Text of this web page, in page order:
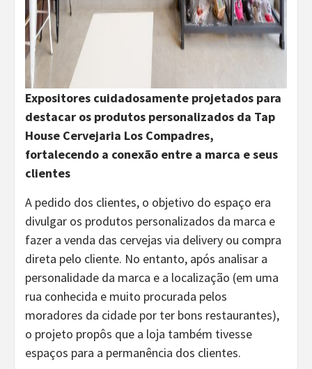
Expositores cuidadosamente projetados para
destacar os produtos personalizados da Tap
House Cervejaria Los Compadres,
fortalecendo a conexão entre a marca e seus
clientes
A pedido dos clientes, o objetivo do espaço era
divulgar os produtos personalizados da marca e
fazer a venda das cervejas via delivery ou compra
direta pelo cliente. No entanto, após analisar a
personalidade da marca e a localização (em uma
rua conhecida e muito procurada pelos
moradores da cidade por ter bons restaurantes),
o projeto propôs que a loja também tivesse
espaços para a permanência dos clientes.